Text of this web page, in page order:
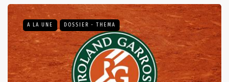
A LA UNE DOSSIER - THEMA